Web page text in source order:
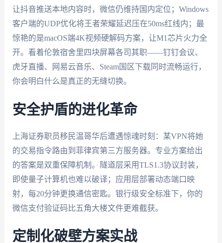
让抖音推送本地内容时，微信仍维持国内定位；Windows
客户端的UDP优化将王者荣耀延迟压在50ms红线内；最
惊艳的是macOS端4K视频硬解码方案，让M1芯片火力全
开。看着伦敦宿舍里四块屏幕各司其职——钉钉会议、
虎牙直播、网易云音乐、Steam国区下载同时流畅运行，
你会明白什么是真正的无缝切换。
安全护盾的进化革命
上海证券职员移民温哥华后遭遇惊魂时刻：某VPN将她
的交易指令路由到菲律宾第三方服务器。专业方案给出
的答案是双重保障机制。隧道层采用TLS1.3协议封装，
即使量子计算机也难以破译；应用层部署动态端口映
射，每20分钟更换通信密匙。银行级安全标准下，你的
微信支付验证码比五角大楼文件更难截获。
定制化破壁方案实战